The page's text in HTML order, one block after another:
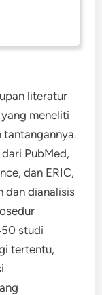
literatur
meneliti
tantangannya.
PubMed,
dan ERIC,
dan dianalisis
studi
tertentu,